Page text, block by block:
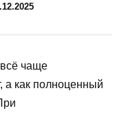
чаще
а как полноценный